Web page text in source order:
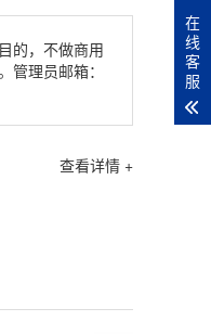
的，不做商用
理员邮箱：
查看详情 +
在
线
客
服